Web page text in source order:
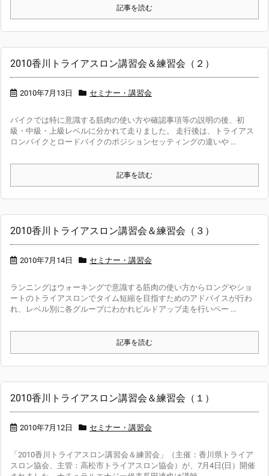
記事を読む
2010香川トライアスロン講習会＆練習会（２）
2010年7月13日 セミナー・講習会
バイクでは特に意識する筋肉の使い方や確認事項等の説明の後、初
級・中級・上級レベルに分かれて走りました。 走行後は、トライアス
ロンバイクとロードバイクのポジションセッティングの違いや ...
記事を読む
2010香川トライアスロン講習会＆練習会（３）
2010年7月14日 セミナー・講習会
ランニングはウォーキングで意識する筋肉の使い方からロングやショ
ートのトライアスロンでタイム短縮を目指すためのアドバイスが行わ
れ、レベル別に各グループにわかれビルドアップ走を行いペー ...
記事を読む
2010香川トライアスロン講習会＆練習会（１）
2010年7月12日 セミナー・講習会
「2010香川トライアスロン講習会＆練習会」（主催：香川県トライア
スロン協会、主管：高松市トライアスロン協会）が、7月4日(日）開催